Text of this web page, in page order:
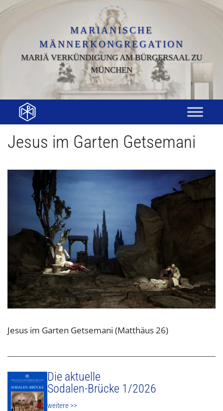
Zum
MARIANISCHE
MÄNNERKONGREGATION
MARIÄ VERKÜNDIGUNG AM BÜRGERSAAL ZU
MÜNCHEN
Jesus im Garten Getsemani
Jesus im Garten Getsemani (Matthäus 26)
Die aktuelle
Sodalen-Brücke 1/2026
weitere >>